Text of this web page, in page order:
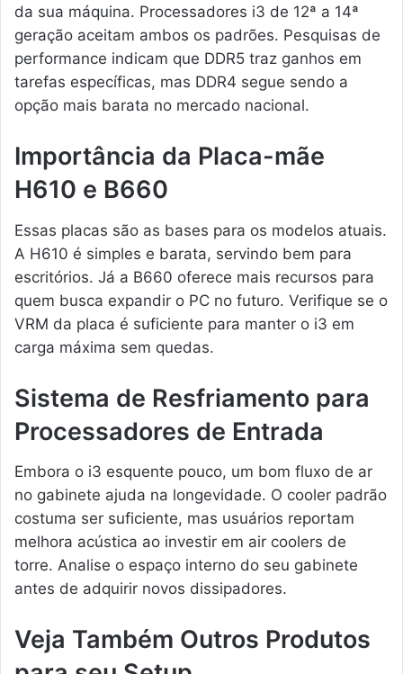
da sua máquina. Processadores i3 de 12ª a 14ª
geração aceitam ambos os padrões. Pesquisas de
performance indicam que DDR5 traz ganhos em
tarefas específicas, mas DDR4 segue sendo a
opção mais barata no mercado nacional.
Importância da Placa-mãe
H610 e B660
Essas placas são as bases para os modelos atuais.
A H610 é simples e barata, servindo bem para
escritórios. Já a B660 oferece mais recursos para
quem busca expandir o PC no futuro. Verifique se o
VRM da placa é suficiente para manter o i3 em
carga máxima sem quedas.
Sistema de Resfriamento para
Processadores de Entrada
Embora o i3 esquente pouco, um bom fluxo de ar
no gabinete ajuda na longevidade. O cooler padrão
costuma ser suficiente, mas usuários reportam
melhora acústica ao investir em air coolers de
torre. Analise o espaço interno do seu gabinete
antes de adquirir novos dissipadores.
Veja Também Outros Produtos